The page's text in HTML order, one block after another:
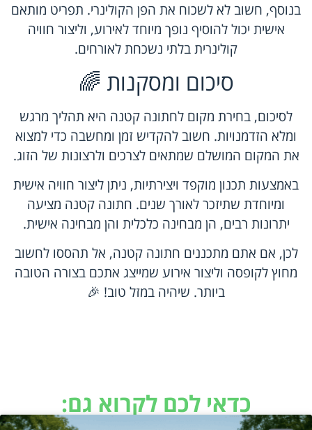
בנוסף, חשוב לא לשכוח את הפן הקולינרי. תפריט מותאם
אישית יכול להוסיף נופך מיוחד לאירוע, וליצור חוויה
קולינרית בלתי נשכחת לאורחים.
סיכום ומסקנות 🌈
לסיכום, בחירת מקום לחתונה קטנה היא תהליך מרגש
ומלא הזדמנויות. חשוב להקדיש זמן ומחשבה כדי למצוא
את המקום המושלם שמתאים לצרכים ולרצונות של הזוג.
באמצעות תכנון מוקפד ויצירתיות, ניתן ליצור חוויה אישית
ומיוחדת שתיזכר לאורך שנים. חתונה קטנה מציעה
יתרונות רבים, הן מבחינה כלכלית והן מבחינה אישית.
לכן, אם אתם מתכננים חתונה קטנה, אל תהססו לחשוב
מחוץ לקופסה וליצור אירוע שמייצג אתכם בצורה הטובה
ביותר. שיהיה במזל טוב! 🎉
כדאי לכם לקרוא גם: